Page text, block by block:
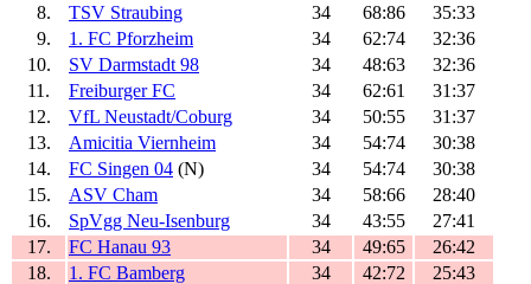
8.
TSV Straubing 34 68:86
35:33
9.
1. FC Pforzheim 34 62:74
32:36
10.
SV Darmstadt 98 34 48:63
32:36
11.
Freiburger FC 34 62:61
31:37
12.
VfL Neustadt/Coburg 34 50:55
31:37
13.
Amicitia Viernheim 34 54:74
30:38
14.
FC Singen 04 (N) 34 54:74
30:38
15.
ASV Cham 34 58:66
28:40
16.
SpVgg Neu-Isenburg 34 43:55
27:41
17.
FC Hanau 93 34 49:65
26:42
18.
1. FC Bamberg 34 42:72
25:43